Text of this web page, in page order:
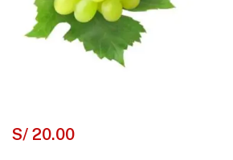
S/ 20.00